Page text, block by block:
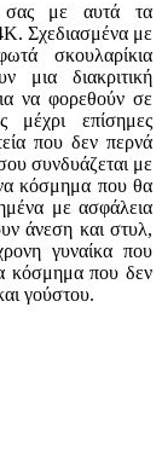
σας με αυτά τα
Σχεδιασμένα με
σκουλαρίκια
μια διακριτική
να φορεθούν σε
μέχρι επίσημες
που δεν περνά
συνδυάζεται με
κόσμημα που θα
με ασφάλεια
άνεση και στυλ,
γυναίκα που
κόσμημα που δεν
γούστου.